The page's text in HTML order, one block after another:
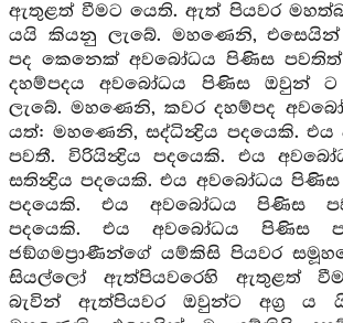
ඇතුළත් වීමට යෙති. ඇත් පියවර
යයි කියනු ලැබේ. මහණෙනි,
පද කෙනෙක් අවබෝධය පිණිස පවතිත්
දහම්පදය අවබෝධය පිණිස ඔවුන් ට
ලැබේ. මහණෙනි, කවර දහම්පද
යත්: මහණෙනි, සද්ධින්‍ද්‍රිය පදයෙකි.
පවතී. විරියින්‍ද්‍රිය පදයෙකි. එය
සතින්‍ද්‍රිය පදයෙකි. එය අවබෝධය පිණිස
පදයෙකි. එය අවබෝධය පිණිස
පදයෙකි. එය අවබෝධය පිණිස
ජඞ්ගමප්‍රාණීන්ගේ යම්කිසි පියවර
සියල්ලෝ ඇත්පියවරෙහි ඇතුළත්
බැවින් ඇත්පියවර ඔවුන්ට අග්‍ර ය